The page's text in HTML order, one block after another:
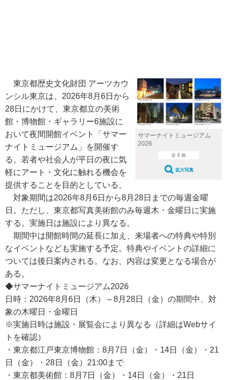
サマーナイトミュージアム
2026
全 8 枚
拡大写真
東京都歴史文化財団 アーツカウ
ンシル東京は、2026年8月6日から
28日にかけて、東京都立の美術
館・博物館・ギャラリー6施設に
おいて夜間開館イベント「サマー
ナイトミュージアム」を開催す
る。若者や社会人が平日の夜に気
軽にアート・文化に触れる機会を
提供することを目的としている。
対象期間は2026年8月6日から8月28日までの毎週金曜
日。ただし、東京都写真美術館のみ毎週木・金曜日に実施
する。実施日は施設により異なる。
期間中は開館時間の延長に加え、来場者への特典や特別
なイベントなども実施する予定。特典やイベントの詳細に
ついては後日案内される。なお、内容は変更となる場合が
ある。
◆サマーナイトミュージアム2026
日時：2026年8月6日（木）～8月28日（金）の期間中、対
象の木曜日・金曜日
※実施日時は施設・展覧会により異なる（詳細はWebサイ
トを確認）
・東京都江戸東京博物館：8月7日（金）・14日（金）・21
日（金）・28日（金）21:00まで
・東京都美術館：8月7日（金）・14日（金）・21日